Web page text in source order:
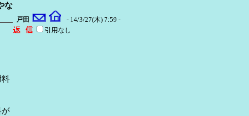
な
戸田 - 14/3/27(木) 7:59 -
料
引用なし